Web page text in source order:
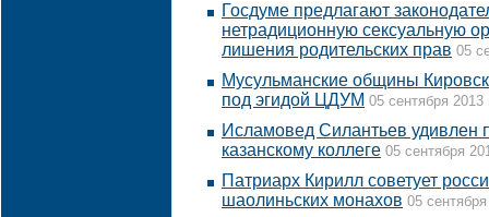
Госдуме предлагают
нетрадиционную сексуальную
лишения родительских прав 05
Мусульманские общины
под эгидой ЦДУМ 05 сентября 2013
Исламовед Силантьев удивлен
казанскому коллеге 05 сентября
Патриарх Кирилл советует
шаолиньских монахов 05